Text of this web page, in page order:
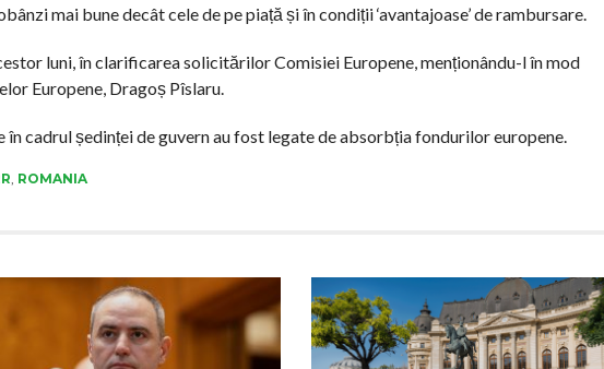
mai bune decât cele de pe piață și în condiții ‘avantajoase’ de rambursare.
luni, în clarificarea solicitărilor Comisiei Europene, menționându-l în mod
Europene, Dragoș Pîslaru.
cadrul ședinței de guvern au fost legate de absorbția fondurilor europene.
ROMANIA